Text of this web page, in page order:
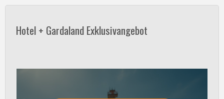
Hotel + Gardaland Exklusivangebot